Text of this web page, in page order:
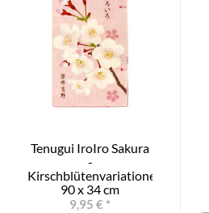
Tenugui IroIro Sakura
-
Kirschblütenvariationen
90 x 34 cm
9,95 € *